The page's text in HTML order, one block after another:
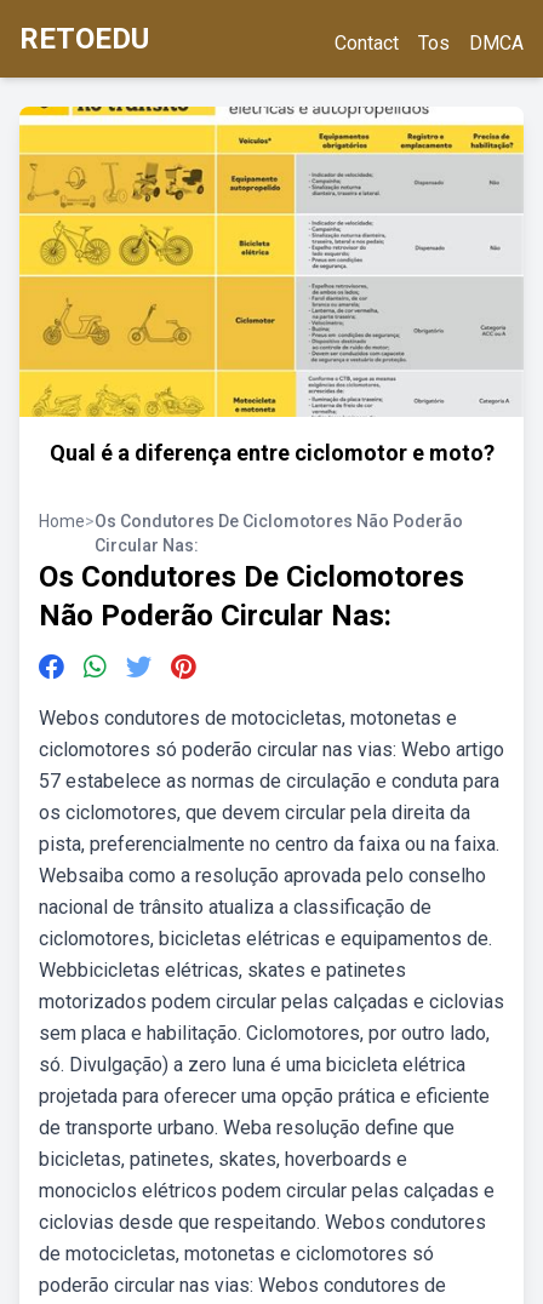
RETOEDU Contact Tos DMCA
Qual é a diferença entre ciclomotor e moto?
Home>Os Condutores De Ciclomotores Não Poderão
Circular Nas:
Os Condutores De Ciclomotores
Não Poderão Circular Nas:
Webos condutores de motocicletas, motonetas e
ciclomotores só poderão circular nas vias: Webo artigo
57 estabelece as normas de circulação e conduta para
os ciclomotores, que devem circular pela direita da
pista, preferencialmente no centro da faixa ou na faixa.
Websaiba como a resolução aprovada pelo conselho
nacional de trânsito atualiza a classificação de
ciclomotores, bicicletas elétricas e equipamentos de.
Webbicicletas elétricas, skates e patinetes
motorizados podem circular pelas calçadas e ciclovias
sem placa e habilitação. Ciclomotores, por outro lado,
só. Divulgação) a zero luna é uma bicicleta elétrica
projetada para oferecer uma opção prática e eficiente
de transporte urbano. Weba resolução define que
bicicletas, patinetes, skates, hoverboards e
monociclos elétricos podem circular pelas calçadas e
ciclovias desde que respeitando. Webos condutores
de motocicletas, motonetas e ciclomotores só
poderão circular nas vias: Webos condutores de